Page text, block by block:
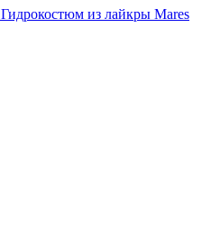
Гидрокостюм из лайкры Mares